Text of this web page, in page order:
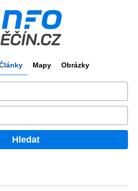
Mapy Obrázky
Hledat